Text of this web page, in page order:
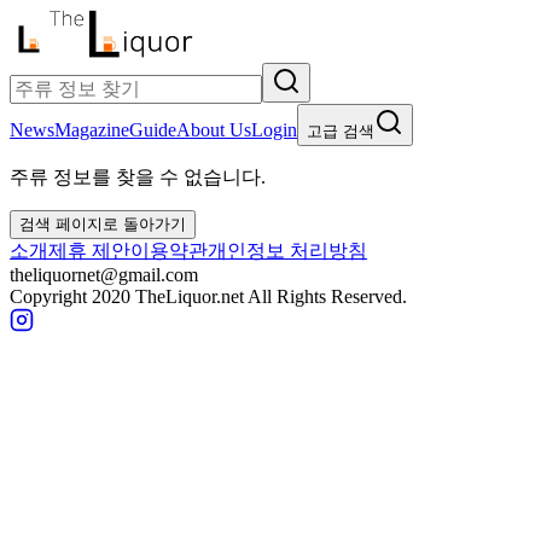
NewsMagazineGuideAbout UsLogin 고급 검색
주류 정보를 찾을 수 없습니다.
검색 페이지로 돌아가기
소개제휴 제안이용약관개인정보 처리방침
theliquornet@gmail.com
Copyright 2020 TheLiquor.net All Rights Reserved.